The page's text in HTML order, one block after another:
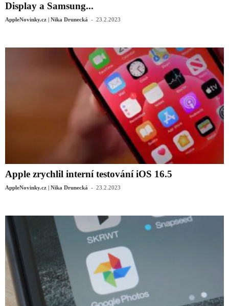
Display a Samsung...
AppleNovinky.cz | Nika Drunecká - 23.2.2023
Apple zrychlil interní testování iOS 16.5
AppleNovinky.cz | Nika Drunecká - 23.2.2023